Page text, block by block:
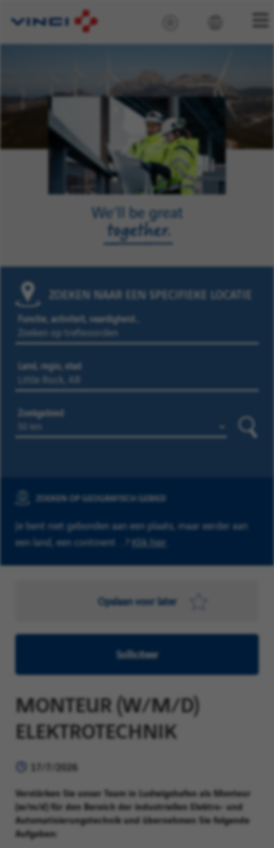
ZOEKEN NAAR EEN SPECIFIEKE LOCATIE
Functie, activiteit, vaardigheid…
Land, regio, stad
Zoekgebied
ZOEKEN OP GEOGRAFISCH GEBIED
Je bent niet gebonden aan een plaats, maar eerder aan
een land, een continent ...? Klik hier
Opslaan voor later
Solliciteer
MONTEUR (W/M/D)
ELEKTROTECHNIK
17/7/2026
Verstärken Sie unser Team in Ludwigshafen als Monteur
(w/m/d) für den Bereich der industriellen Elektro- und
Automatisierungstechnik und übernehmen Sie folgende
Aufgaben: